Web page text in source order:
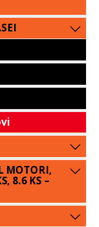
MOTORI,
8.6 KS –